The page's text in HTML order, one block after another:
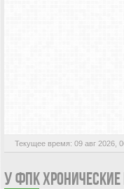
Текущее время: 09 авг 2026,
У ФПК